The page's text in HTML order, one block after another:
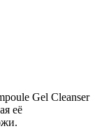
Gel Cleanser
её